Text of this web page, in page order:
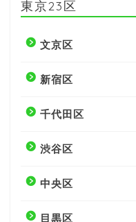
東京23区
文京区
新宿区
千代田区
渋谷区
中央区
目黒区